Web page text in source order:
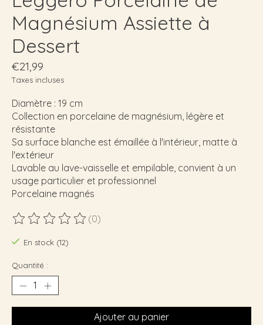
Magnésium Assiette à
Dessert
€21,99
Taxes incluses
Diamètre : 19 cm
Collection en porcelaine de magnésium, légère et
résistante
Sa surface blanche est émaillée à l'intérieur, matte à
l'extérieur
Lavable au lave-vaisselle et empilable, convient à un
usage particulier et professionnel
Porcelaine magnés
Ce produit est évalué à
(0)
En stock (12)
Quantité :
Ajouter au panier